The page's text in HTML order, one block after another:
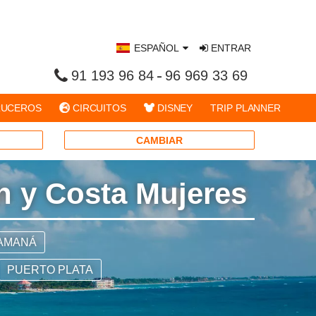
ESPAÑOL
91 193 96 84 96 969 33 69
ENTRAR
CIRCUITOS DISNEY TRIP PLANNER
CAMBIAR
y Costa Mujeres
PUERTO PLATA